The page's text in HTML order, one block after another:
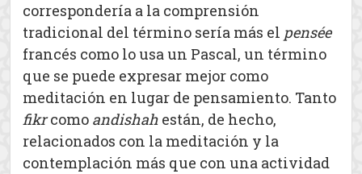
correspondería a la comprensión
tradicional del término sería más el pensée
francés como lo usa un Pascal, un término
que se puede expresar mejor como
meditación en lugar de pensamiento. Tanto
fikrcomo andishah están, de hecho,
relacionados con la meditación y la
contemplación más que con una actividad